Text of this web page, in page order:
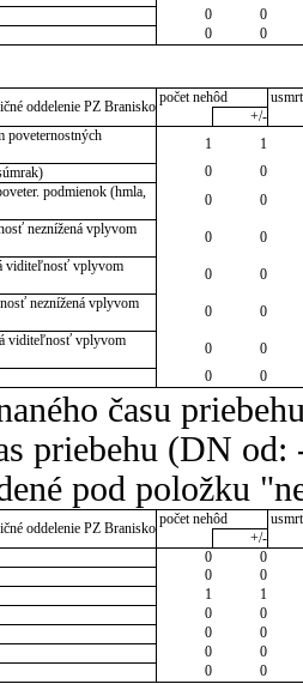
0
0
0 0
oddelenie PZ Branisko
počet nehôd
+/-
poveternostných
1
1
0
0
podmienok (hmla,
0
0
neznížená vplyvom
0
0
viditeľnosť vplyvom
0
0
neznížená vplyvom
0
0
viditeľnosť vplyvom
0
0
0 0
času
priebehu (DN
pod položku
oddelenie PZ Branisko
počet nehôd
+/-
0
0
0
0
1
1
0
0
0
0
0
0
0 0